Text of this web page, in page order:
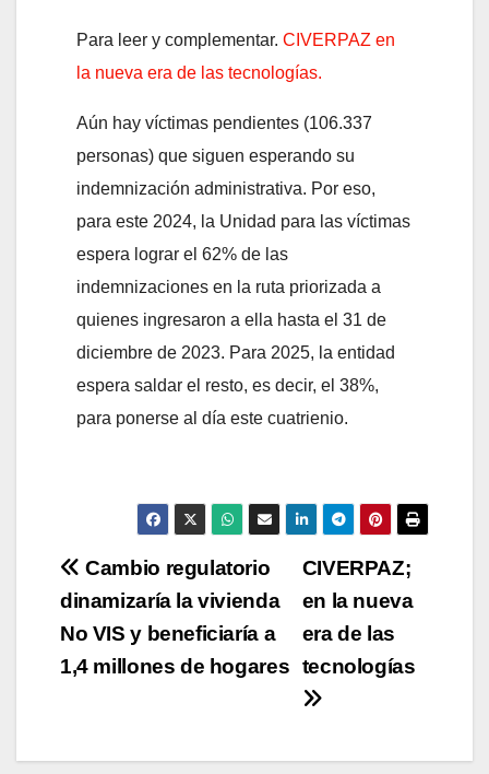
Para leer y complementar. CIVERPAZ en
la nueva era de las tecnologías.
Aún hay víctimas pendientes (106.337
personas) que siguen esperando su
indemnización administrativa. Por eso,
para este 2024, la Unidad para las víctimas
espera lograr el 62% de las
indemnizaciones en la ruta priorizada a
quienes ingresaron a ella hasta el 31 de
diciembre de 2023. Para 2025, la entidad
espera saldar el resto, es decir, el 38%,
para ponerse al día este cuatrienio.
Navegación
de
entradas
CIVERPAZ;
en la nueva
era de las
tecnologías
Cambio regulatorio
dinamizaría la vivienda
No VIS y beneficiaría a
1,4 millones de hogares